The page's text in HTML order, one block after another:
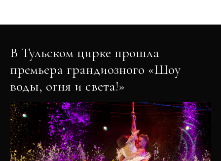
В Тульском цирке прошла
премьера грандиозного «Шоу
воды, огня и света!»